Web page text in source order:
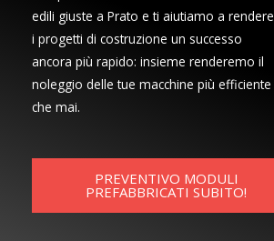
edili giuste a Prato e ti aiutiamo a rendere
i progetti di costruzione un successo
ancora più rapido: insieme renderemo il
noleggio delle tue macchine più efficiente
che mai.
PREVENTIVO MODULI
PREFABBRICATI SUBITO!